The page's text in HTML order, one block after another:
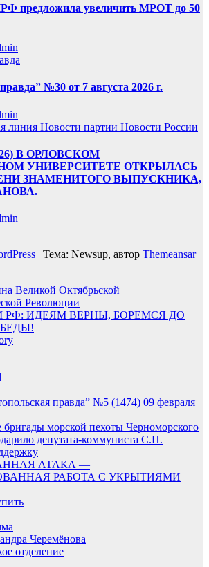
предложила увеличить МРОТ до 50
№30 от 7 августа 2026 г.
линия Новости партии Новости России
В ОРЛОВСКОМ
УНИВЕРСИТЕТЕ ОТКРЫЛАСЬ
ЗНАМЕНИТОГО ВЫПУСКНИКА,
| Тема: Newsup, автор Themeansar
Великой Октябрьской
Революции
РФ: ИДЕЯМ ВЕРНЫ, БОРЕМСЯ ДО
правда” №5 (1474) 09 февраля
морской пехоты Черноморского
депутата-коммуниста С.П.
АТАКА —
РАБОТА С УКРЫТИЯМИ
Черемёнова
отделение